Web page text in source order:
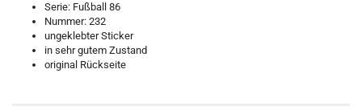
Serie: Fußball 86
Nummer: 232
ungeklebter Sticker
in sehr gutem Zustand
original Rückseite